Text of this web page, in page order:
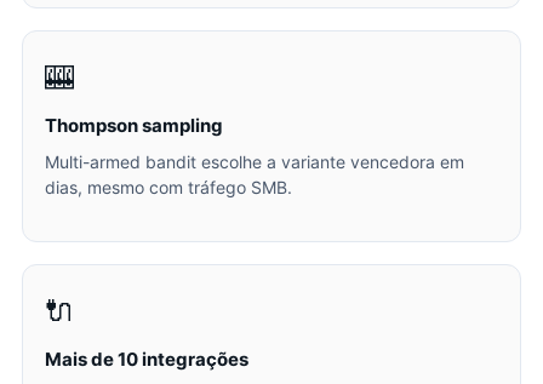
🎰
Thompson sampling
Multi-armed bandit escolhe a variante vencedora em
dias, mesmo com tráfego SMB.
🔌
Mais de 10 integrações